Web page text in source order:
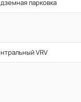
парковка
VRV